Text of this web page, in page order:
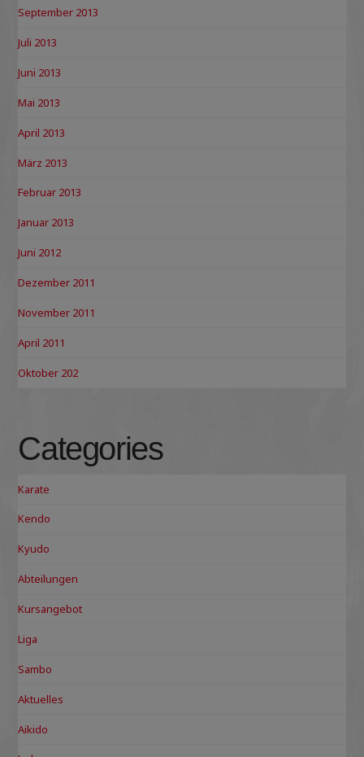
September 2013
Juli 2013
Juni 2013
Mai 2013
April 2013
März 2013
Februar 2013
Januar 2013
Juni 2012
Dezember 2011
November 2011
April 2011
Oktober 202
Categories
Karate
Kendo
Kyudo
Abteilungen
Kursangebot
Liga
Sambo
Aktuelles
Aikido